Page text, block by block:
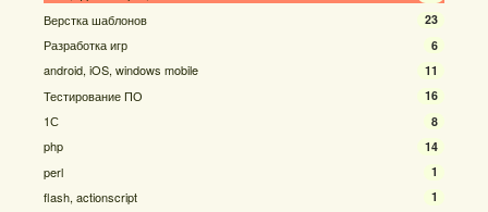
Верстка шаблонов 23
Разработка игр 6
android, iOS, windows mobile 11
Тестирование ПО 16
1С 8
php 14
perl 1
flash, actionscript 1